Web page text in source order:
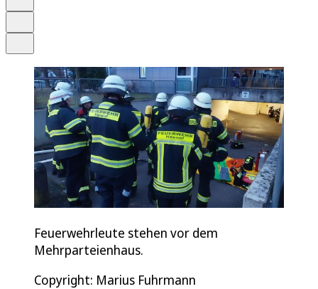
Feuerwehrleute stehen vor dem
Mehrparteienhaus.
Copyright: Marius Fuhrmann